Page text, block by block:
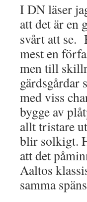
I DN läser
att det är en
svårt att se.
mest en
men till
gärdsgårdar
med viss
bygge av
allt tristare
blir solkigt.
att det
Aaltos
samma